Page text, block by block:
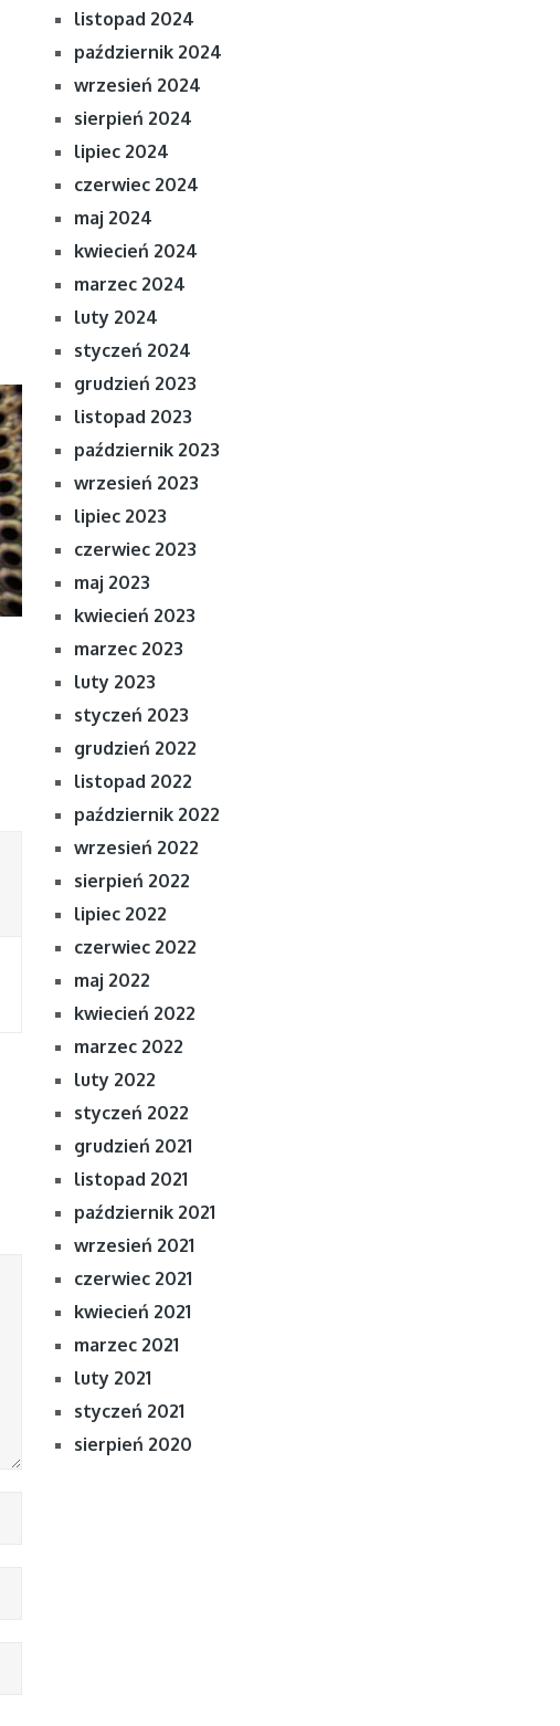
listopad 2024
październik 2024
wrzesień 2024
sierpień 2024
lipiec 2024
czerwiec 2024
maj 2024
kwiecień 2024
marzec 2024
luty 2024
styczeń 2024
grudzień 2023
listopad 2023
październik 2023
wrzesień 2023
lipiec 2023
czerwiec 2023
maj 2023
kwiecień 2023
marzec 2023
luty 2023
styczeń 2023
grudzień 2022
listopad 2022
październik 2022
wrzesień 2022
sierpień 2022
lipiec 2022
czerwiec 2022
maj 2022
kwiecień 2022
marzec 2022
luty 2022
styczeń 2022
grudzień 2021
listopad 2021
październik 2021
wrzesień 2021
czerwiec 2021
kwiecień 2021
marzec 2021
luty 2021
styczeń 2021
sierpień 2020